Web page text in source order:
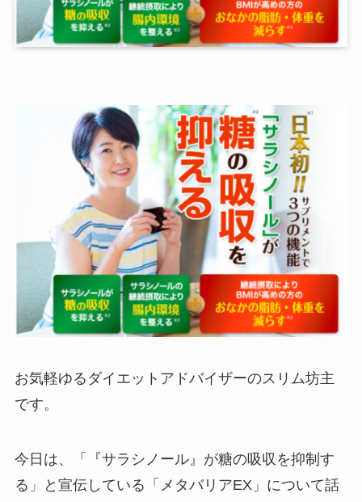
お気軽ゆるダイエットアドバイザーのスリム坊主
です。
今日は、「『サラシノール』が糖の吸収を抑制す
る」と宣伝している「メタバリアEX」について話